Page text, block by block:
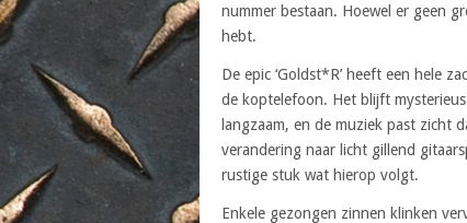
nummer bestaan. Hoewel er geen
hebt.
De epic ‘Goldst*R’ heeft een hele
de koptelefoon. Het blijft
langzaam, en de muziek past zicht
verandering naar licht gillend
rustige stuk wat hierop volgt.
Enkele gezongen zinnen klinken